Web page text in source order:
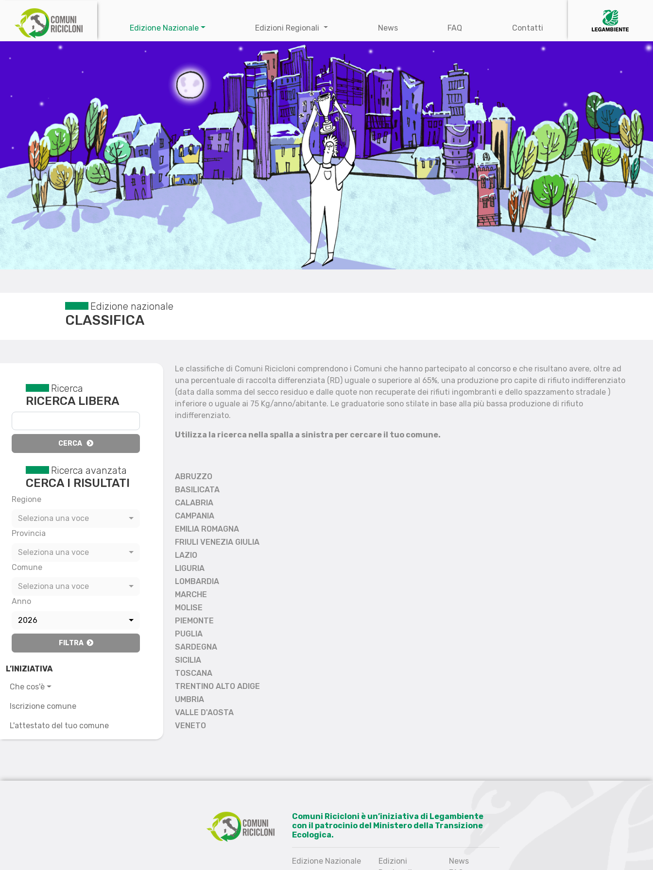
Edizione Nazionale Edizioni Regionali News FAQ Contatti
Edizione nazionale
CLASSIFICA
Reset filtri
Ricerca
RICERCA LIBERA
CERCA
Ricerca avanzata
CERCA I RISULTATI
Regione
Seleziona una voce
Provincia
Seleziona una voce
Comune
Seleziona una voce
Anno
2026
FILTRA
L’INIZIATIVA
Che cos'è
Iscrizione comune
L'attestato del tuo comune
Le classifiche di Comuni Ricicloni comprendono i Comuni che hanno partecipato al concorso e che risultano avere, oltre ad
una percentuale di raccolta differenziata (RD) uguale o superiore al 65%, una produzione pro capite di rifiuto indifferenziato
(data dalla somma del secco residuo e dalle quote non recuperate dei rifiuti ingombranti e dello spazzamento stradale )
inferiore o uguale ai 75 Kg/anno/abitante. Le graduatorie sono stilate in base alla più bassa produzione di rifiuto
indifferenziato.
Utilizza la ricerca nella spalla a sinistra per cercare il tuo comune.
ABRUZZO
BASILICATA
CALABRIA
CAMPANIA
EMILIA ROMAGNA
FRIULI VENEZIA GIULIA
LAZIO
LIGURIA
LOMBARDIA
MARCHE
MOLISE
PIEMONTE
PUGLIA
SARDEGNA
SICILIA
TOSCANA
TRENTINO ALTO ADIGE
UMBRIA
VALLE D'AOSTA
VENETO
Comuni Ricicloni è un’iniziativa di Legambiente
con il patrocinio del Ministero della Transizione
Ecologica.
Edizione Nazionale
Edizioni
News